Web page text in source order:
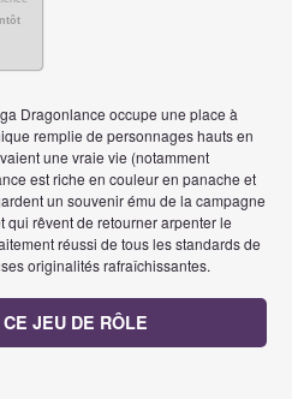
Dragonlance occupe une place à
remplie de personnages hauts en
une vraie vie (notamment
est riche en couleur en panache et
un souvenir ému de la campagne
qui rêvent de retourner arpenter le
réussi de tous les standards de
originalités rafraîchissantes.
JEU DE RÔLE